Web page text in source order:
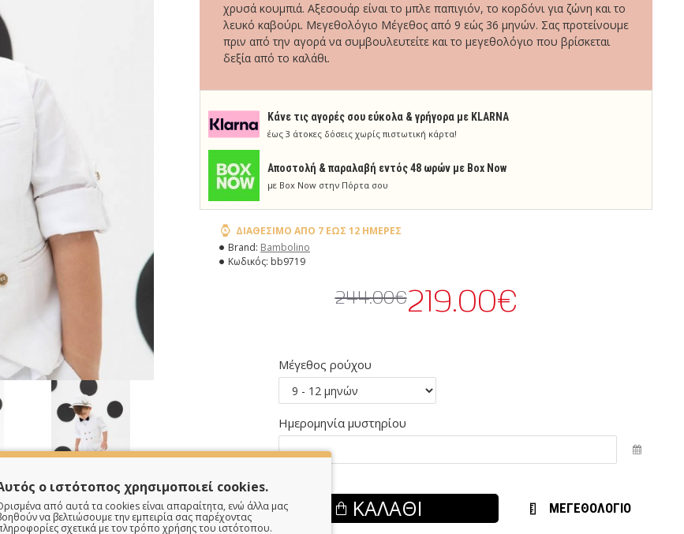
Κάνε τις αγορές σου εύκολα & γρήγορα με KLARNA
έως 3 άτοκες δόσεις χωρίς πιστωτική κάρτα!
Aποστολή & παραλαβή εντός 48 ωρών με Box Now
με Box Now στην Πόρτα σου
χρυσά κουμπιά. Αξεσουάρ είναι το μπλε παπιγιόν, το κορδόνι για ζώνη και το
λευκό καβούρι. Μεγεθολόγιο Mέγεθος από 9 εώς 36 μηνών. Σας προτείνουμε
πριν από την αγορά να συμβουλευτείτε και το μεγεθολόγιο που βρίσκεται
δεξία από το καλάθι.
ΔΙΑΘΈΣΙΜΟ ΑΠΌ 7 ΈΩΣ 12 ΗΜΈΡΕΣ
Brand: Bambolino
Κωδικός: bb9719
219.00€
244.00€
Μέγεθος ρούχου
Ημερομηνία μυστηρίου
ΚΑΛΆΘΙ ΜΕΓΕΘΟΛΟΓΙΟ
ο ιστότοπος χρησιμοποιεί cookies.
από αυτά τα cookies είναι απαραίτητα, ενώ άλλα μας
να βελτιώσουμε την εμπειρία σας παρέχοντας
σχετικά με τον τρόπο χρήσης του ιστότοπου.